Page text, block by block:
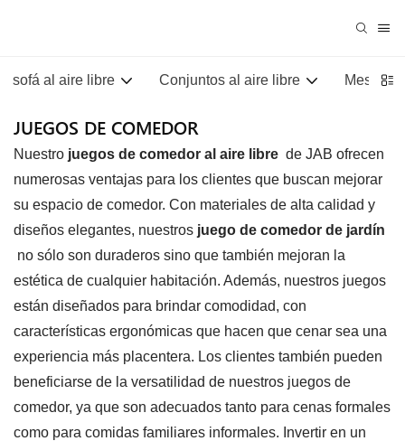
sofá al aire libre Conjuntos al aire libre Mesas
JUEGOS DE COMEDOR
Nuestro juegos de comedor al aire libre de JAB ofrecen
numerosas ventajas para los clientes que buscan mejorar
su espacio de comedor. Con materiales de alta calidad y
diseños elegantes, nuestros juego de comedor de jardín
no sólo son duraderos sino que también mejoran la
estética de cualquier habitación. Además, nuestros juegos
están diseñados para brindar comodidad, con
características ergonómicas que hacen que cenar sea una
experiencia más placentera. Los clientes también pueden
beneficiarse de la versatilidad de nuestros juegos de
comedor, ya que son adecuados tanto para cenas formales
como para comidas familiares informales. Invertir en un